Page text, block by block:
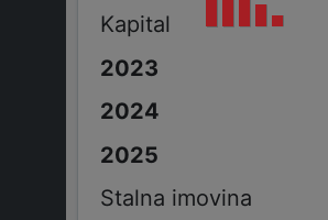
Kapital
Stalna imovina